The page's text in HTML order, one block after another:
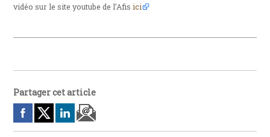
vidéo sur le site youtube de l’Afisici
Partager cet article